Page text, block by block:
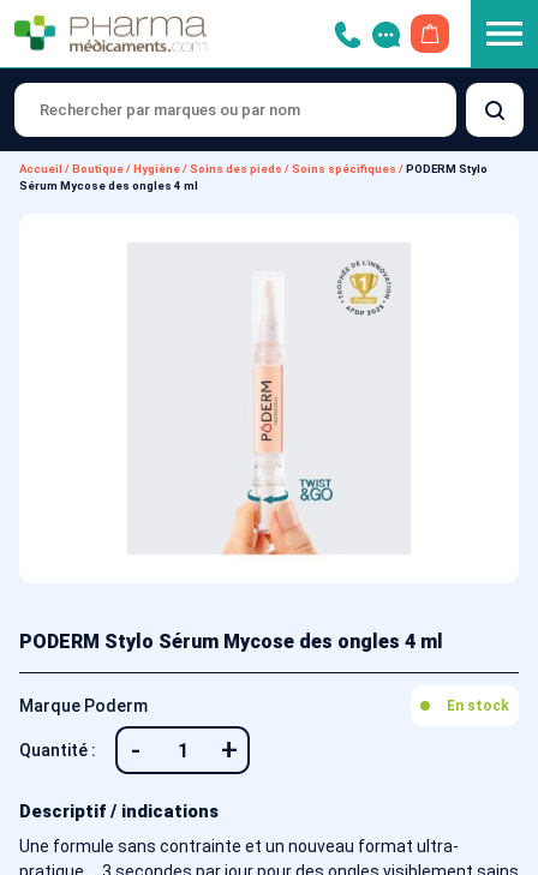
Accueil / Boutique/ Hygiène/Soins des pieds /Soins spécifiques / PODERM Stylo
Sérum Mycose des ongles 4 ml
PODERM Stylo Sérum Mycose des ongles 4 ml
Marque Poderm En stock
Quantité : - +
Descriptif / indications
Une formule sans contrainte et un nouveau format ultra-